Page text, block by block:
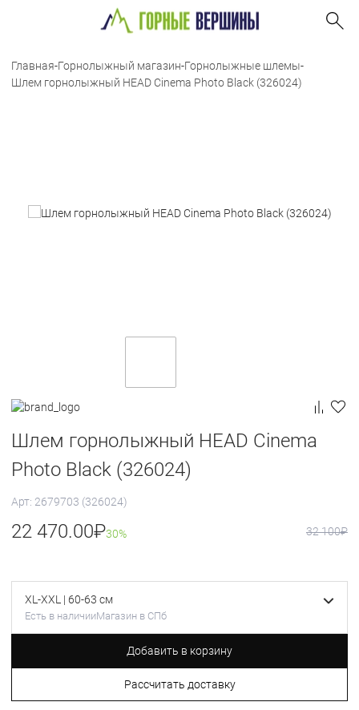
Главная-Горнолыжный магазин-Горнолыжные шлемы-
Шлем горнолыжный HEAD Cinema Photo Black (326024)
Шлем горнолыжный HEAD Cinema
Photo Black (326024)
Арт: 2679703 (326024)
22 470.00₽30% 32 100₽
XL-XXL | 60-63 см
Есть в наличииМагазин в СПб
Добавить в корзину
Рассчитать доставку